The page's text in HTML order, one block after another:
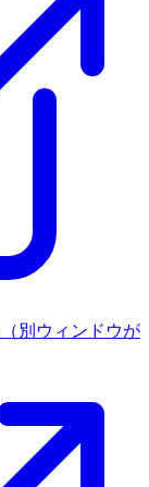
（別ウィンドウが